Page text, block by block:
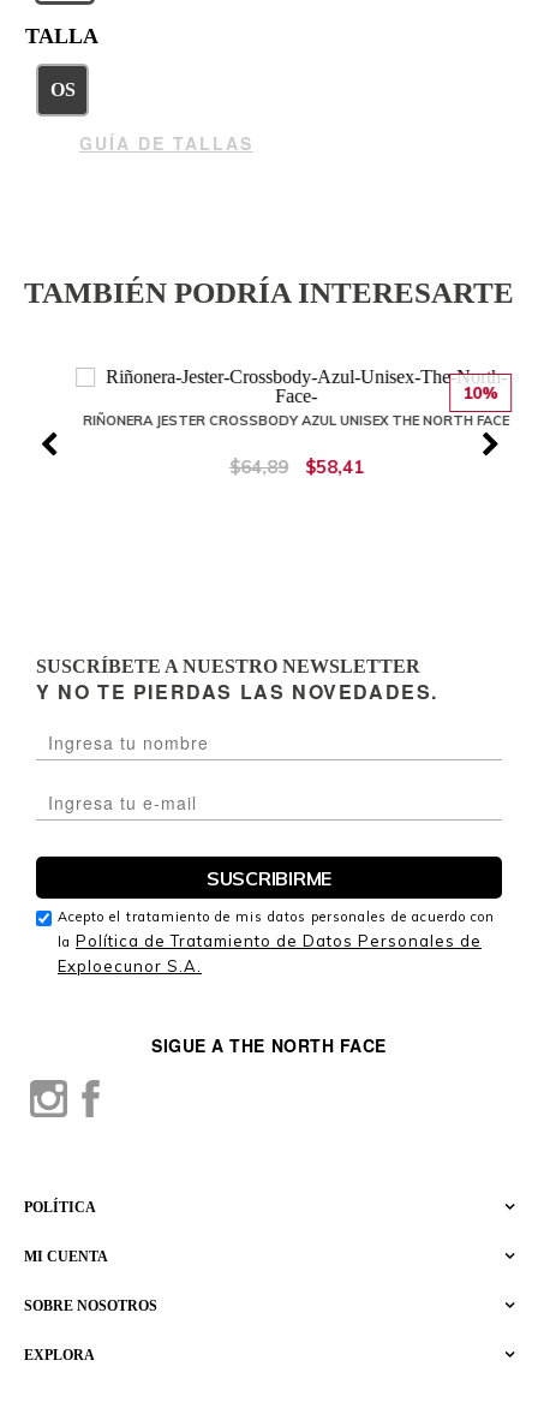
TALLA
OS
GUÍA DE TALLAS
TAMBIÉN PODRÍA INTERESARTE
10%
RIÑONERA JESTER CROSSBODY AZUL UNISEX THE NORTH FACE
$64,89 $58,41
EXPLORA
SOBRE NOSOTROS
MI CUENTA
POLÍTICA
SIGUE A THE NORTH FACE
SUSCRÍBETE A NUESTRO NEWSLETTER
Y NO TE PIERDAS LAS NOVEDADES.
Acepto el tratamiento de mis datos personales de acuerdo con
la Política de Tratamiento de Datos Personales de
Exploecunor S.A.